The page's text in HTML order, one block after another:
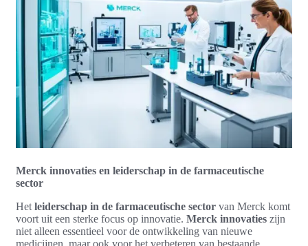
Merck innovaties en leiderschap in de farmaceutische
sector
Het leiderschap in de farmaceutische sector van Merck komt
voort uit een sterke focus op innovatie. Merck innovaties zijn
niet alleen essentieel voor de ontwikkeling van nieuwe
medicijnen, maar ook voor het verbeteren van bestaande